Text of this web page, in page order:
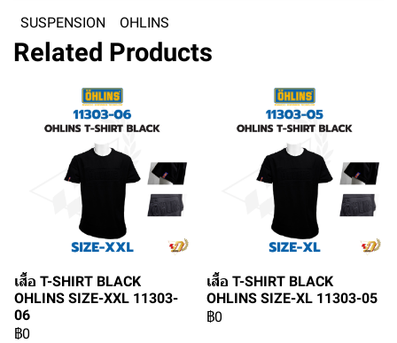
SUSPENSION OHLINS
Related Products
เสื้อ T-SHIRT BLACK
OHLINS SIZE-XXL 11303-
06
฿0
เสื้อ T-SHIRT BLACK
OHLINS SIZE-XL 11303-05
฿0